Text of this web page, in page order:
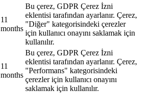
11
months
Bu çerez, GDPR Çerez İzni
eklentisi tarafından ayarlanır. Çerez,
"Diğer" kategorisindeki çerezler
için kullanıcı onayını saklamak için
kullanılır.
11
months
Bu çerez, GDPR Çerez İzni
eklentisi tarafından ayarlanır. Çerez,
"Performans" kategorisindeki
çerezler için kullanıcı onayını
saklamak için kullanılır.